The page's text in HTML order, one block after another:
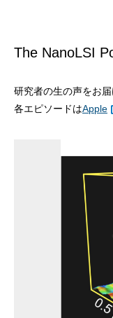
The NanoLSI
研究者の生の声をお届
各エピソードはApple